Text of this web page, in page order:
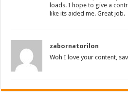
loads. I hope to give a
like its aided me. Great job.
zabornatorilon
Woh I love your content,